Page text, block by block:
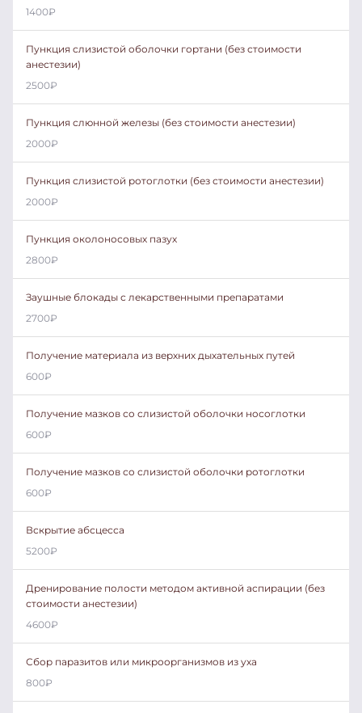
1400₽
Пункция слизистой оболочки гортани (без стоимости
анестезии)
2500₽
Пункция слюнной железы (без стоимости анестезии)
2000₽
Пункция слизистой ротоглотки (без стоимости анестезии)
2000₽
Пункция околоносовых пазух
2800₽
Заушные блокады с лекарственными препаратами
2700₽
Получение материала из верхних дыхательных путей
600₽
Получение мазков со слизистой оболочки носоглотки
600₽
Получение мазков со слизистой оболочки ротоглотки
600₽
Вскрытие абсцесса
5200₽
Дренирование полости методом активной аспирации (без
стоимости анестезии)
4600₽
Сбор паразитов или микроорганизмов из уха
800₽